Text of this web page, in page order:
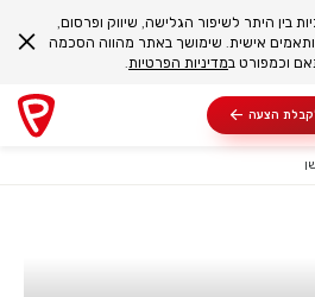
בין היתר לשיפור הגלישה, שיווק ופרסום,
אישית. שימושך באתר מהווה הסכמה
וכמפורט במדיניות הפרטיות.
הצעה